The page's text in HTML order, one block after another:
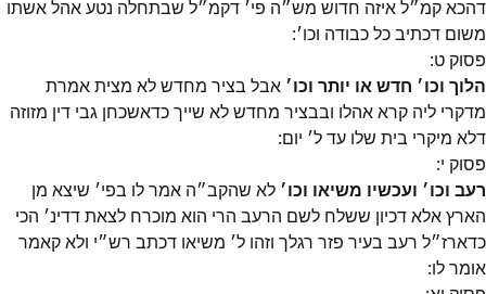
דהכא קמ״ל איזה חדוש מש״ה פי׳ דקמ״ל שבתחלה נטע אהל אשתו
משום דכתיב כל כבודה וכו׳:
פסוק ט:
הלוך וכו׳ חדש או יותר וכו׳ אבל בציר מחדש לא מצית אמרת
מדקרי ליה קרא אהלו ובבציר מחדש לא שייך כדאשכחן גבי דין מזוזה
דלא מיקרי בית שלו עד ל׳ יום:
פסוק י:
רעב וכו׳ ועכשיו משיאו וכו׳ לא שהקב״ה אמר לו בפי׳ שיצא מן
הארץ אלא דכיון ששלח לשם הרעב הרי הוא מוכרח לצאת דדינ׳ הכי
כדארז״ל רעב בעיר פזר רגלך וזהו ל׳ משיאו דכתב רש״י ולא קאמר
אומר לו: